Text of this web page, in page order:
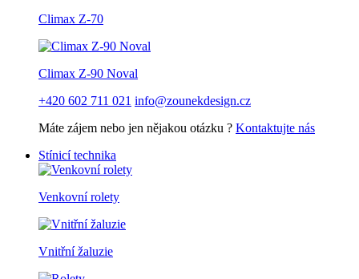
Climax Z-70
Climax Z-90 Noval
+420 602 711 021 info@zounekdesign.cz
Máte zájem nebo jen nějakou otázku ? Kontaktujte nás
Stínicí technika
Venkovní rolety
Vnitřní žaluzie